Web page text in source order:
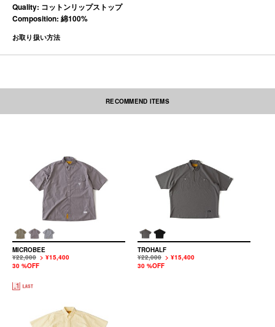
Quality: コットンリップストップ
Composition: 綿100%
お取り扱い方法
素材の性質上、多少収縮する可能性があります。洗濯後、形を整えて干して
下さい。なお自動乾燥機(タンブラー)の御使用はおさけ下さい。アイロンを
かける際には必ず当て布をしてください。刺繍部分・ネーム部分にはアイロ
ンを当てないで下さい。
RECOMMEND ITEMS
MICROBEE
¥22,000 > ¥15,400
30 %OFF
TROHALF
¥22,000 > ¥15,400
30 %OFF